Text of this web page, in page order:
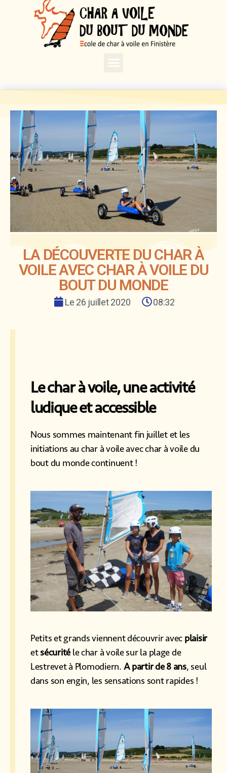
LA DÉCOUVERTE DU CHAR À
VOILE AVEC CHAR À VOILE DU
BOUT DU MONDE
Le 26 juillet 2020 08:32
Le char à voile, une activité
ludique et accessible
Nous sommes maintenant fin juillet et les
initiations au char à voile avec char à voile du
bout du monde continuent !
Petits et grands viennent découvrir avec plaisir
etsécurité le char à voile sur la plage de
Lestrevet à Plomodiern. A partir de 8 ans, seul
dans son engin, les sensations sont rapides !